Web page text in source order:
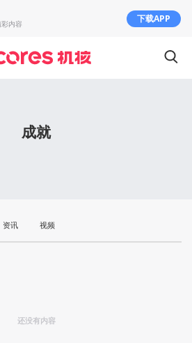
成就
资讯 视频
还没有内容
内容 下载APP